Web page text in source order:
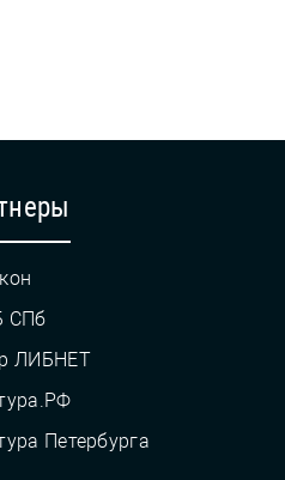
СПб
ЛИБНЕТ
Петербурга